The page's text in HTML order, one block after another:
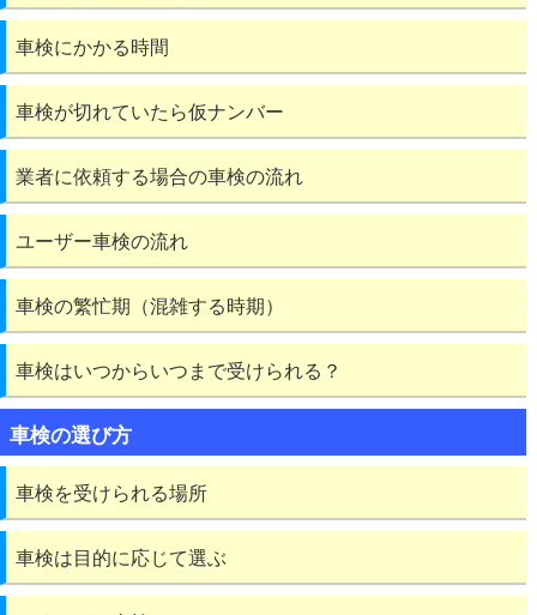
車検にかかる時間
車検が切れていたら仮ナンバー
業者に依頼する場合の車検の流れ
ユーザー車検の流れ
車検の繁忙期（混雑する時期）
車検はいつからいつまで受けられる？
車検の選び方
車検を受けられる場所
車検は目的に応じて選ぶ